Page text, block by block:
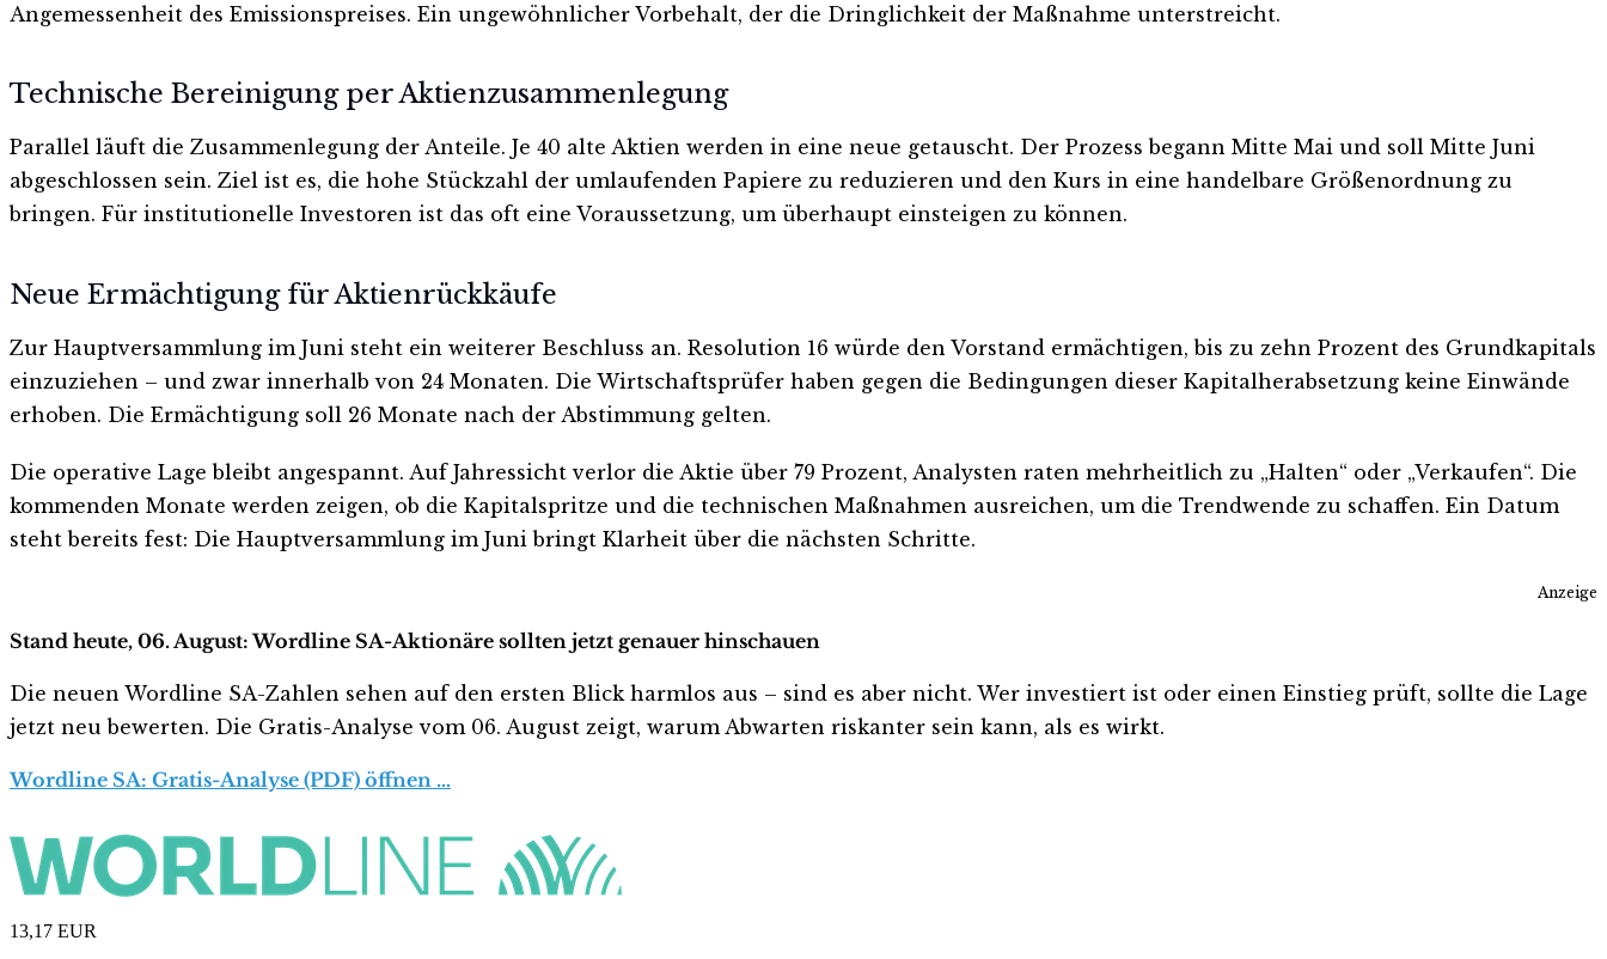
Angemessenheit des Emissionspreises. Ein ungewöhnlicher Vorbehalt, der die Dringlichkeit der Maßnahme unterstreicht.
Technische Bereinigung per Aktienzusammenlegung
Parallel läuft die Zusammenlegung der Anteile. Je 40 alte Aktien werden in eine neue getauscht. Der Prozess begann Mitte Mai und soll Mitte Juni
abgeschlossen sein. Ziel ist es, die hohe Stückzahl der umlaufenden Papiere zu reduzieren und den Kurs in eine handelbare Größenordnung zu
bringen. Für institutionelle Investoren ist das oft eine Voraussetzung, um überhaupt einsteigen zu können.
Neue Ermächtigung für Aktienrückkäufe
Zur Hauptversammlung im Juni steht ein weiterer Beschluss an. Resolution 16 würde den Vorstand ermächtigen, bis zu zehn Prozent des Grundkapitals
einzuziehen – und zwar innerhalb von 24 Monaten. Die Wirtschaftsprüfer haben gegen die Bedingungen dieser Kapitalherabsetzung keine Einwände
erhoben. Die Ermächtigung soll 26 Monate nach der Abstimmung gelten.
Die operative Lage bleibt angespannt. Auf Jahressicht verlor die Aktie über 79 Prozent, Analysten raten mehrheitlich zu „Halten“ oder „Verkaufen“. Die
kommenden Monate werden zeigen, ob die Kapitalspritze und die technischen Maßnahmen ausreichen, um die Trendwende zu schaffen. Ein Datum
steht bereits fest: Die Hauptversammlung im Juni bringt Klarheit über die nächsten Schritte.
Anzeige
Stand heute, 06. August: Wordline SA-Aktionäre sollten jetzt genauer hinschauen
Die neuen Wordline SA-Zahlen sehen auf den ersten Blick harmlos aus – sind es aber nicht. Wer investiert ist oder einen Einstieg prüft, sollte die Lage
jetzt neu bewerten. Die Gratis-Analyse vom 06. August zeigt, warum Abwarten riskanter sein kann, als es wirkt.
Wordline SA: Gratis-Analyse (PDF) öffnen …
13,17 EUR